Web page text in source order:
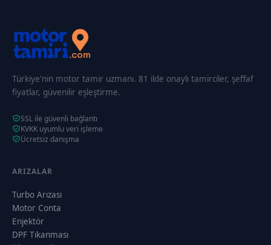
Türkiye'nin motor tamir uzmanı. 81 ilde onaylı tamirciler, şeffaf
fiyatlar, güvenilir eşleştirme.
SSL ile güvenli bağlantı
KVKK uyumlu veri işleme
Ücretsiz danışma
ARIZALAR
Turbo Arızası
Motor Conta
Enjektör
DPF Tıkanması